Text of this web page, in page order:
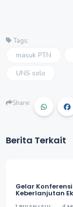
Tags:
masuk PTN
UNS solo
Share:
Berita Terkait